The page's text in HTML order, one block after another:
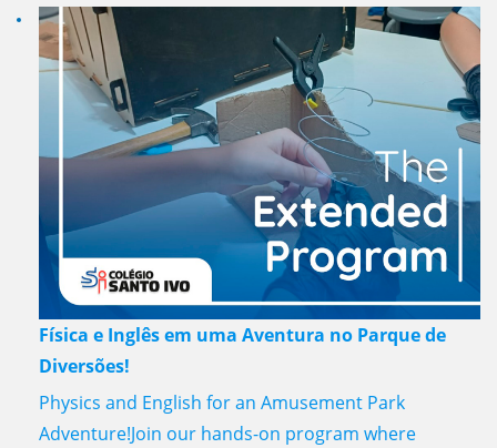
Física e Inglês em uma Aventura no Parque de
Diversões!
Physics and English for an Amusement Park
Adventure!Join our hands-on program where